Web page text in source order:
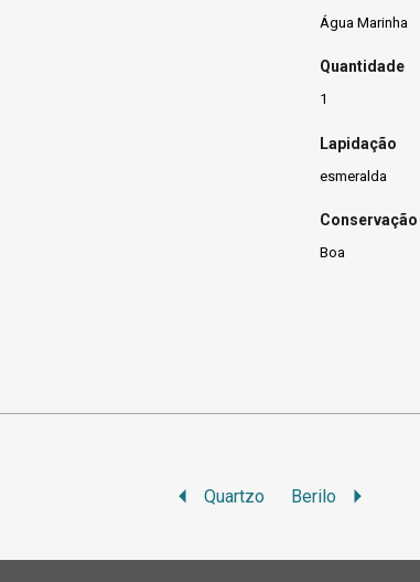
Água Marinha
Quantidade
1
Lapidação
esmeralda
Conservação
Boa
Quartzo Berilo